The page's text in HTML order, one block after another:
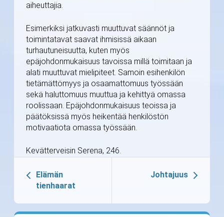
aiheuttajia.
Esimerkiksi jatkuvasti muuttuvat säännöt ja
toimintatavat saavat ihmisissä aikaan
turhautuneisuutta, kuten myös
epäjohdonmukaisuus tavoissa millä toimitaan ja
alati muuttuvat mielipiteet. Samoin esihenkilön
tietämättömyys ja osaamattomuus työssään
sekä haluttomuus muuttua ja kehittyä omassa
roolissaan. Epäjohdonmukaisuus teoissa ja
päätöksissä myös heikentää henkilöstön
motivaatiota omassa työssään.
Kevätterveisin Serena, 246.
Elämän
tienhaarat
Johtajuus